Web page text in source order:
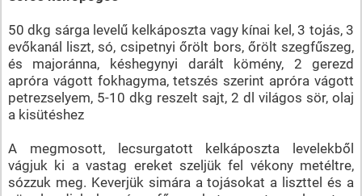
50 dkg sárga levelű kelkáposzta vagy kínai kel, 3 tojás, 3
evőkanál liszt, só, csipetnyi őrölt bors, őrölt szegfűszeg,
és majoránna, késhegynyi darált kömény, 2 gerezd
apróra vágott fokhagyma, tetszés szerint apróra vágott
petrezselyem, 5-10 dkg reszelt sajt, 2 dl világos sör, olaj
a kisütéshez
A megmosott, lecsurgatott kelkáposzta levelekből
vágjuk ki a vastag ereket szeljük fel vékony metéltre,
sózzuk meg. Keverjük simára a tojásokat a liszttel és a